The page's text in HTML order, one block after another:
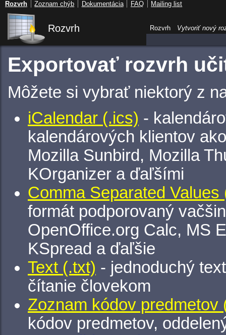
Rozvrh
Exportovať rozvrh
Môžete si vybrať niektorý z
iCalendar (.ics) -
kalendárových klientov
Mozilla Sunbird, Mozilla
KOrganizer a ďaľšími
Comma Separated Values
formát podporovaný
OpenOffice.org Calc, MS
KSpread a ďaľšie
Text (.txt) - jednoduchý
čítanie človekom
Zoznam kódov predmetov
kódov predmetov,
Rozvrh Vytvoriť nový
Rozvrh Zoznam chýb Dokumentácia FAQ Mailing list